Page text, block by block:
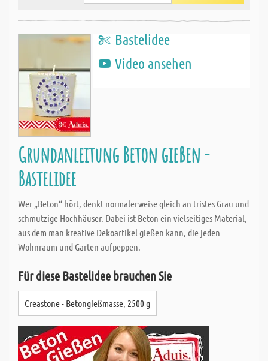
Bastelidee
Video ansehen
Grundanleitung Beton gießen -
Bastelidee
Wer „Beton“ hört, denkt normalerweise gleich an tristes Grau und
schmutzige Hochhäuser. Dabei ist Beton ein vielseitiges Material,
aus dem man kreative Dekoartikel gießen kann, die jeden
Wohnraum und Garten aufpeppen.
Für diese Bastelidee brauchen Sie
Creastone - Betongießmasse, 2500 g